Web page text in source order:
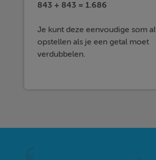
843 + 843 = 1.686
Je kunt deze eenvoudige som
opstellen als je een getal moet
verdubbelen.